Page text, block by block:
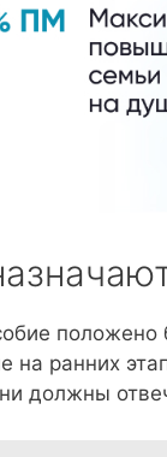
на ранних
должны